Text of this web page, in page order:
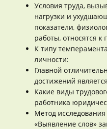
Условия труда,
нагрузки и
показатели,
работы, относятся к
К типу
личности:
Главной
достижений
Какие виды
работника
Метод
«Выявление слов»